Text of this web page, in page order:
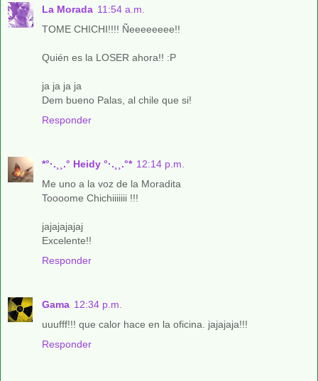
La Morada 11:54 a.m.
TOME CHICHI!!!! Ñeeeeeeee!!
Quién es la LOSER ahora!! :P
ja ja ja ja
Dem bueno Palas, al chile que si!
Responder
*°·.¸¸.° Heidy °·.¸¸.°* 12:14 p.m.
Me uno a la voz de la Moradita
Toooome Chichiiiiiii !!!
jajajajajaj
Excelente!!
Responder
Gama 12:34 p.m.
uuufff!!! que calor hace en la oficina. jajajaja!!!
Responder